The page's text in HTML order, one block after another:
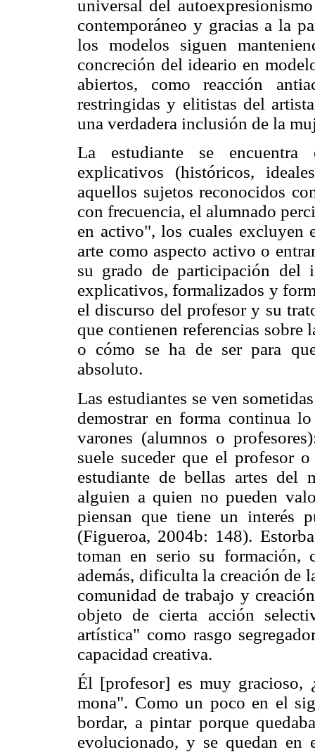
universal del
contemporáneo y gracias a la
los modelos siguen
concreción del ideario en
abiertos, como reacción
restringidas y elitistas del
una verdadera inclusión de la
La estudiante se encuentra
explicativos (históricos,
aquellos sujetos reconocidos
con frecuencia, el alumnado
en activo", los cuales
arte como aspecto activo o
su grado de participación del
explicativos, formalizados y
el discurso del profesor y su
que contienen referencias sobre
o cómo se ha de ser para
absoluto.
Las estudiantes se ven
demostrar en forma continua
varones (alumnos o
suele suceder que el profesor
estudiante de bellas artes del
alguien a quien no pueden
piensan que tiene un interés
(Figueroa, 2004b: 148).
toman en serio su formación,
además, dificulta la creación de
comunidad de trabajo y
objeto de cierta acción
artística" como rasgo
capacidad creativa.
Él [profesor] es muy gracioso,
mona". Como un poco en el
bordar, a pintar porque
evolucionado, y se quedan